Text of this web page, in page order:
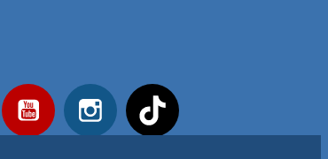
Twitter YouTube Instagram